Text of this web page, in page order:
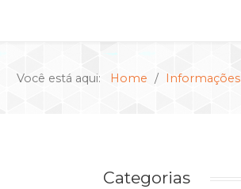
Você está aqui: Home Informações
Categorias